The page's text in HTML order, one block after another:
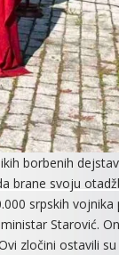
borbenih
brane svoju
srpskih
Starović.
zločini ostavili